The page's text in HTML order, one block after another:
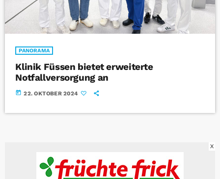
PANORAMA
Klinik Füssen bietet erweiterte
Notfallversorgung an
today 22. OKTOBER 2024
X